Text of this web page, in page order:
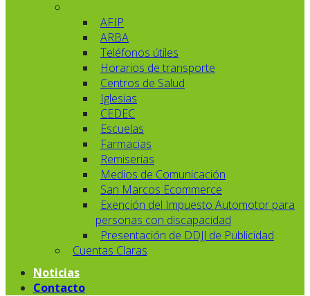
AFIP
ARBA
Teléfonos útiles
Horarios de transporte
Centros de Salud
Iglesias
CEDEC
Escuelas
Farmacias
Remiserias
Medios de Comunicación
San Marcos Ecommerce
Exención del Impuesto Automotor para
personas con discapacidad
Presentación de DDJJ de Publicidad
Cuentas Claras
Noticias
Contacto